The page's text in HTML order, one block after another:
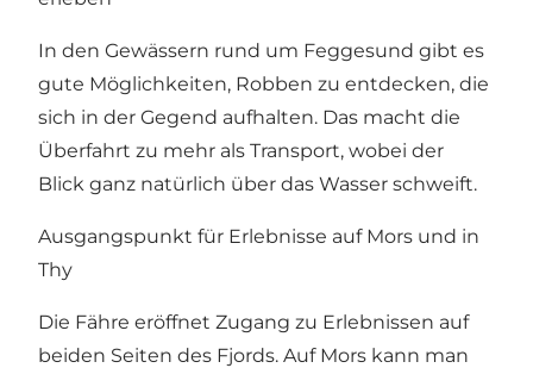
In den Gewässern rund um Feggesund gibt es
gute Möglichkeiten, Robben zu entdecken, die
sich in der Gegend aufhalten. Das macht die
Überfahrt zu mehr als Transport, wobei der
Blick ganz natürlich über das Wasser schweift.
Ausgangspunkt für Erlebnisse auf Mors und in
Thy
Die Fähre eröffnet Zugang zu Erlebnissen auf
beiden Seiten des Fjords. Auf Mors kann man